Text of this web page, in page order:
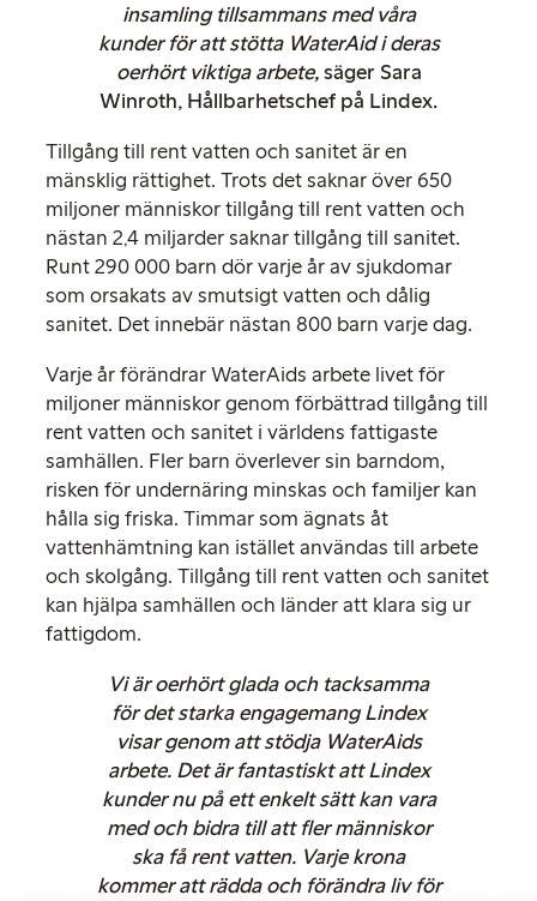
insamling tillsammans med våra
kunder för att stötta WaterAid i deras
oerhört viktiga arbete,säger Sara
Winroth, Hållbarhetschef på Lindex.
Tillgång till rent vatten och sanitet är en
mänsklig rättighet. Trots det saknar över 650
miljoner människor tillgång till rent vatten och
nästan 2,4 miljarder saknar tillgång till sanitet.
Runt 290 000 barn dör varje år av sjukdomar
som orsakats av smutsigt vatten och dålig
sanitet. Det innebär nästan 800 barn varje dag.
Varje år förändrar WaterAids arbete livet för
miljoner människor genom förbättrad tillgång till
rent vatten och sanitet i världens fattigaste
samhällen. Fler barn överlever sin barndom,
risken för undernäring minskas och familjer kan
hålla sig friska. Timmar som ägnats åt
vattenhämtning kan istället användas till arbete
och skolgång. Tillgång till rent vatten och sanitet
kan hjälpa samhällen och länder att klara sig ur
fattigdom.
Vi är oerhört glada och tacksamma
för det starka engagemang Lindex
visar genom att stödja WaterAids
arbete. Det är fantastiskt att Lindex
kunder nu på ett enkelt sätt kan vara
med och bidra till att fler människor
ska få rent vatten. Varje krona
kommer att rädda och förändra livför